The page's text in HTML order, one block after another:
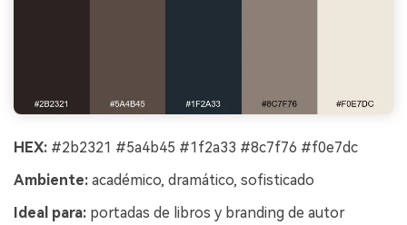
HEX: #2b2321 #5a4b45 #1f2a33 #8c7f76 #f0e7dc
Ambiente: académico, dramático, sofisticado
Ideal para: portadas de libros y branding de autor